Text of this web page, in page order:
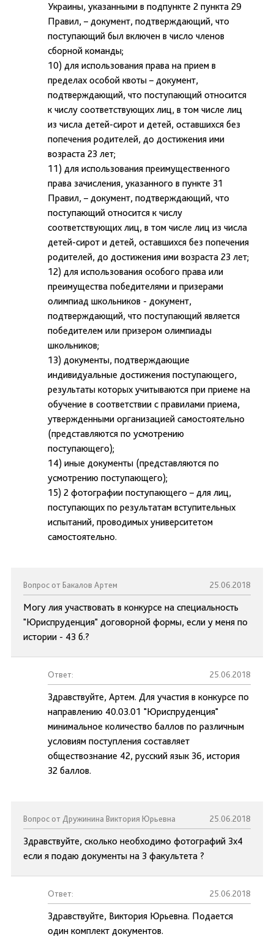
Украины, указанными в подпункте 2 пункта 29
Правил, – документ, подтверждающий, что
поступающий был включен в число членов
сборной команды;
10) для использования права на прием в
пределах особой квоты – документ,
подтверждающий, что поступающий относится
к числу соответствующих лиц, в том числе лиц
из числа детей-сирот и детей, оставшихся без
попечения родителей, до достижения ими
возраста 23 лет;
11) для использования преимущественного
права зачисления, указанного в пункте 31
Правил, – документ, подтверждающий, что
поступающий относится к числу
соответствующих лиц, в том числе лиц из числа
детей-сирот и детей, оставшихся без попечения
родителей, до достижения ими возраста 23 лет;
12) для использования особого права или
преимущества победителями и призерами
олимпиад школьников - документ,
подтверждающий, что поступающий является
победителем или призером олимпиады
школьников;
13) документы, подтверждающие
индивидуальные достижения поступающего,
результаты которых учитываются при приеме на
обучение в соответствии с правилами приема,
утвержденными организацией самостоятельно
(представляются по усмотрению
поступающего);
14) иные документы (представляются по
усмотрению поступающего);
15) 2 фотографии поступающего – для лиц,
поступающих по результатам вступительных
испытаний, проводимых университетом
самостоятельно.
Вопрос от Бакалов Артем 25.06.2018
Могу лия участвовать в конкурсе на специальность
"Юриспруденция" договорной формы, если у меня по
истории - 43 б.?
Ответ: 25.06.2018
Здравствуйте, Артем. Для участия в конкурсе по
направлению 40.03.01 "Юриспруденция"
минимальное количество баллов по различным
условиям поступления составляет
обществознание 42, русский язык 36, история
32 баллов.
Вопрос от Дружинина Виктория Юрьевна 25.06.2018
Здравствуйте, сколько необходимо фотографий 3х4
если я подаю документы на 3 факультета ?
Ответ: 25.06.2018
Здравствуйте, Виктория Юрьевна. Подается
один комплект документов.